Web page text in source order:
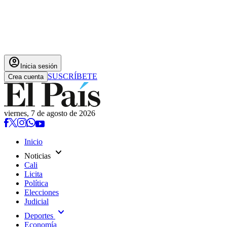
account_circle Inicia sesión
Crea cuenta SUSCRÍBETE
viernes, 7 de agosto de 2026
Inicio
Noticias expand_more
Cali
Licita
Política
Elecciones
Judicial
Deportes expand_more
Economía